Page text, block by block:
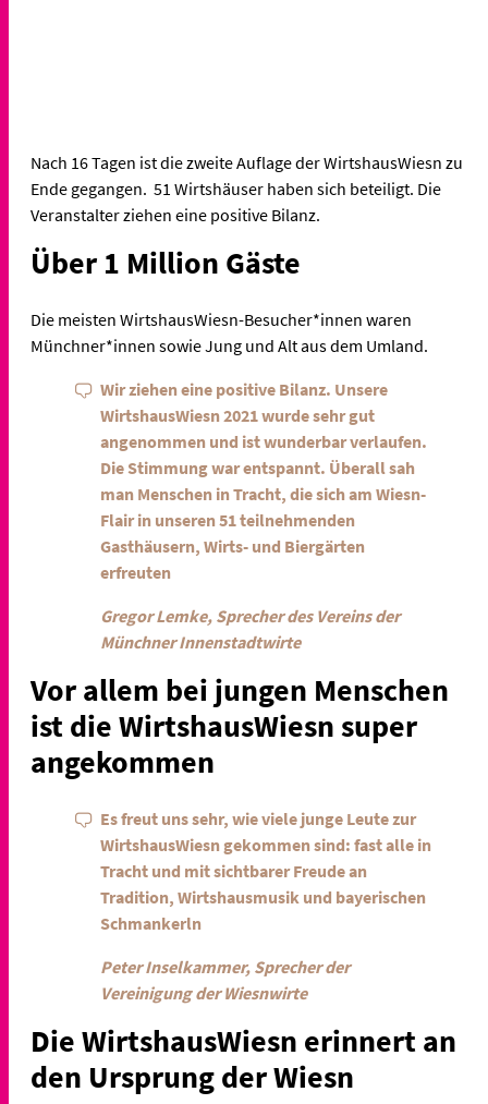
Nach 16 Tagen ist die zweite Auflage der WirtshausWiesn zu
Ende gegangen. 51 Wirtshäuser haben sich beteiligt. Die
Veranstalter ziehen eine positive Bilanz.
Über 1 Million Gäste
Die meisten WirtshausWiesn-Besucher*innen waren
Münchner*innen sowie Jung und Alt aus dem Umland.
Wir ziehen eine positive Bilanz. Unsere
WirtshausWiesn 2021 wurde sehr gut
angenommen und ist wunderbar verlaufen.
Die Stimmung war entspannt. Überall sah
man Menschen in Tracht, die sich am Wiesn-
Flair in unseren 51 teilnehmenden
Gasthäusern, Wirts- und Biergärten
erfreuten
Gregor Lemke, Sprecher des Vereins der
Münchner Innenstadtwirte
Vor allem bei jungen Menschen
ist die WirtshausWiesn super
angekommen
Es freut uns sehr, wie viele junge Leute zur
WirtshausWiesn gekommen sind: fast alle in
Tracht und mit sichtbarer Freude an
Tradition, Wirtshausmusik und bayerischen
Schmankerln
Peter Inselkammer, Sprecher der
Vereinigung der Wiesnwirte
Die WirtshausWiesn erinnert an
den Ursprung der Wiesn